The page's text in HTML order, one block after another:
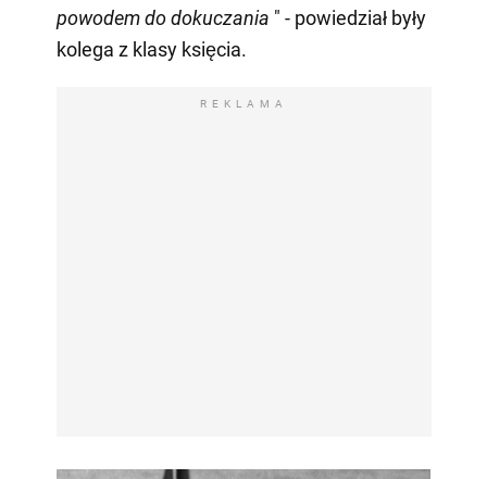
powodem do dokuczania " - powiedział były
kolega z klasy księcia.
REKLAMA